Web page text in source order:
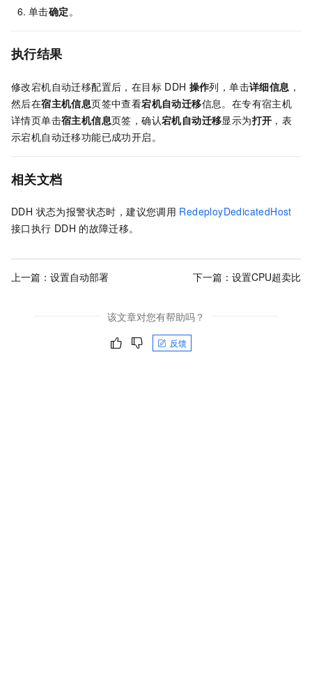
单击确定。
执行结果
修改宕机自动迁移配置后，在目标 DDH 操作列，单击详细信息 ，
然后在宿主机信息页签中查看宕机自动迁移信息。在专有宿主机
详情页单击宿主机信息页签，确认宕机自动迁移显示为打开 ，表
示宕机自动迁移功能已成功开启。
相关文档
DDH 状态为报警状态时，建议您调用 RedeployDedicatedHost
接口执行 DDH 的故障迁移。
上一篇： 设置自动部署 下一篇： 设置CPU超卖比
该文章对您有帮助吗？
反馈